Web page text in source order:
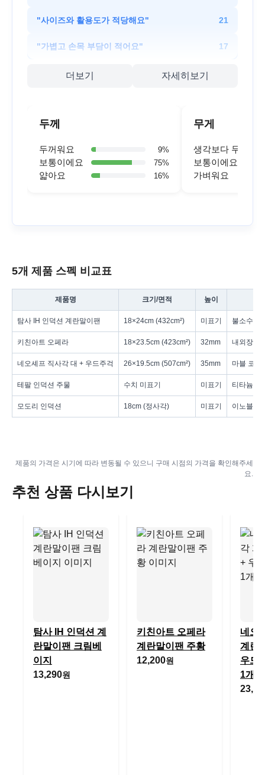
"사이즈와 활용도가 적당해요" 21
"가볍고 손목 부담이 적어요" 17
더보기 자세히보기
두께
두꺼워요 9%
보통이에요 75%
얇아요 16%
무게
생각보다 무거워
보통이에요
가벼워요
5개 제품 스펙 비교표
제품명 크기/면적 높이
탐사 IH 인덕션 계란말이팬 18×24cm (432cm²) 미표기 불소수지
키친아트 오페라 18×23.5cm (423cm²) 32mm 내외장 5
네오셰프 직사각 대 + 우드주걱 26×19.5cm (507cm²) 35mm 마블 코팅
테팔 인덕션 주물 수치 미표기 미표기 티타늄
모도리 인덕션 18cm (정사각) 미표기 이노블 코
제품의 가격은 시기에 따라 변동될 수 있으니 구매 시점의 가격을 확인해주세
요.
추천 상품 다시보기
탐사 IH 인덕션 계
란말이팬 크림베
이지
13,290원
키친아트 오페라
계란말이팬 주황
12,200원
네오
계란
우드
1개